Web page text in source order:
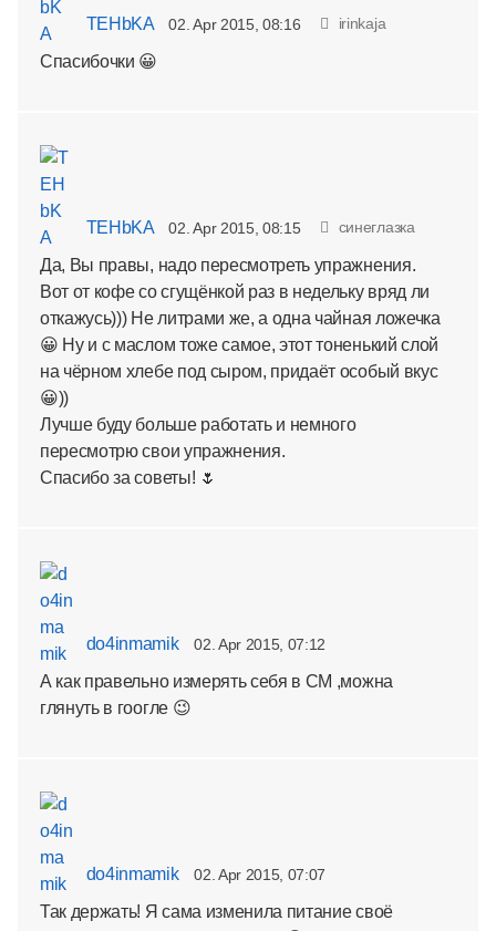
TEHbKA 02. Apr 2015, 08:16 irinkaja
Спасибочки 😀
TEHbKA 02. Apr 2015, 08:15 синеглазка
Да, Вы правы, надо пересмотреть упражнения.
Вот от кофе со сгущёнкой раз в недельку вряд ли
откажусь))) Не литрами же, а одна чайная ложечка
😀 Ну и с маслом тоже самое, этот тоненький слой
на чёрном хлебе под сыром, придаёт особый вкус
😀))
Лучше буду больше работать и немного
пересмотрю свои упражнения.
Спасибо за советы! 🌷
do4inmamik 02. Apr 2015, 07:12
А как правельно измерять себя в СМ ,можна
глянуть в гоогле 😉
do4inmamik 02. Apr 2015, 07:07
Так держать! Я сама изменила питание своё